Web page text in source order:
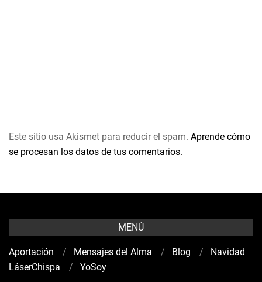
Este sitio usa Akismet para reducir el spam. Aprende cómo
se procesan los datos de tus comentarios.
MENÚ
Aportación Mensajes del Alma Blog
Navidad
LáserChispa
YoSoy